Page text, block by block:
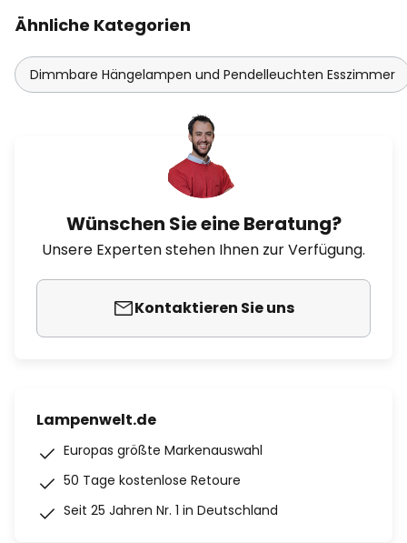
Ähnliche Kategorien
Dimmbare Hängelampen und Pendelleuchten Esszimmer
Wünschen Sie eine Beratung?
Unsere Experten stehen Ihnen zur Verfügung.
Kontaktieren Sie uns
Lampenwelt.de
Europas größte Markenauswahl
50 Tage kostenlose Retoure
Seit 25 Jahren Nr. 1 in Deutschland